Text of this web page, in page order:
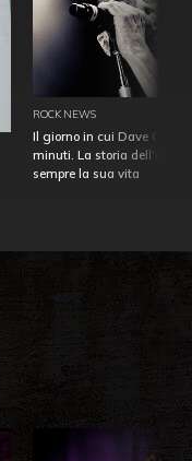
ROCK NEWS
Il giorno in cui Dave
minuti. La storia
sempre la sua vita